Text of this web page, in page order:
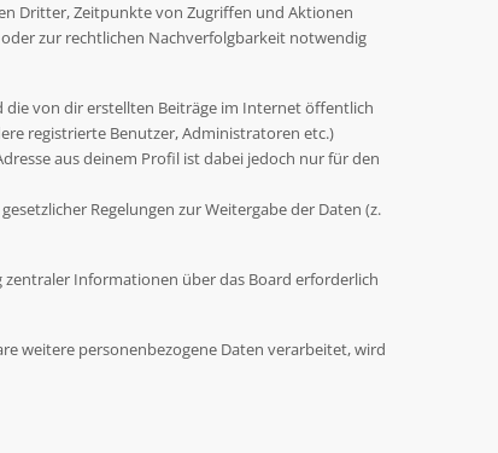
Dritter, Zeitpunkte von Zugriffen und Aktionen
zur rechtlichen Nachverfolgbarkeit notwendig
die von dir erstellten Beiträge im Internet öffentlich
registrierte Benutzer, Administratoren etc.)
aus deinem Profil ist dabei jedoch nur für den
Regelungen zur Weitergabe der Daten (z.
Informationen über das Board erforderlich
weitere personenbezogene Daten verarbeitet, wird